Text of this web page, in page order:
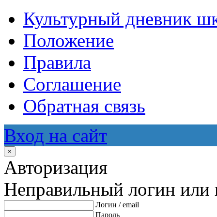
Культурный дневник
Положение
Правила
Соглашение
Обратная связь
Вход на сайт
×
Авторизация
Неправильный логин или
Логин / email
Пароль